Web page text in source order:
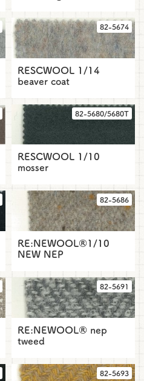
82-5674
RESCWOOL 1/14
beaver coat
82-5680/5680T
RESCWOOL 1/10
mosser
82-5686
RE:NEWOOL®1/10
NEW NEP
82-5691
RE:NEWOOL® nep
tweed
82-5693